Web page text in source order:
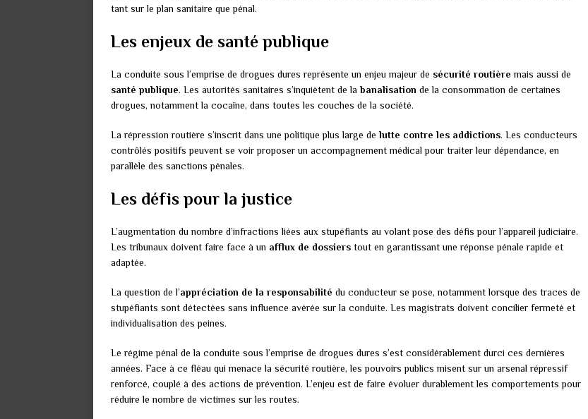
tant sur le plan sanitaire que pénal.
Les enjeux de santé publique
La conduite sous l’emprise de drogues dures représente un enjeu majeur de sécurité routière mais aussi de
santé publique. Les autorités sanitaires s’inquiètent de labanalisation de la consommation de certaines
drogues, notamment la cocaïne, dans toutes les couches de la société.
La répression routière s’inscrit dans une politique plus large de lutte contre les addictions. Les conducteurs
contrôlés positifs peuvent se voir proposer un accompagnement médical pour traiter leur dépendance, en
parallèle des sanctions pénales.
Les défis pour la justice
L’augmentation du nombre d’infractions liées aux stupéfiants au volant pose des défis pour l’appareil judiciaire.
Les tribunaux doivent faire face à un afflux de dossiers tout en garantissant une réponse pénale rapide et
adaptée.
La question de l’appréciation de la responsabilité du conducteur se pose, notamment lorsque des traces de
stupéfiants sont détectées sans influence avérée sur la conduite. Les magistrats doivent concilier fermeté et
individualisation des peines.
Le régime pénal de la conduite sous l’emprise de drogues dures s’est considérablement durci ces dernières
années. Face à ce fléau qui menace la sécurité routière, les pouvoirs publics misent sur un arsenal répressif
renforcé, couplé à des actions de prévention. L’enjeu est de faire évoluer durablement les comportements pour
réduire le nombre de victimes sur les routes.